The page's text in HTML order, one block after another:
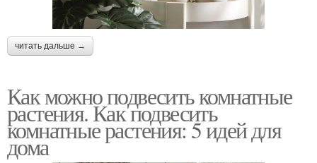
читать дальше →
Как можно подвесить комнатные
растения. Как подвесить
комнатные растения: 5 идей для
дома